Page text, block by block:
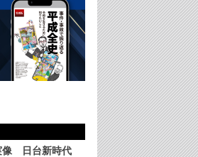
像 日台新時代